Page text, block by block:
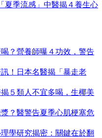
夏季流感」中醫揭４養生心
？營養師曝４功效，警告
！日本名醫揭「暴走老
５類人不宜多喝，生椰美
？醫警告夏季心肌梗塞危
學研究揭密：關鍵在於翻